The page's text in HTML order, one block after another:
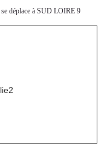
se déplace à SUD LOIRE 9